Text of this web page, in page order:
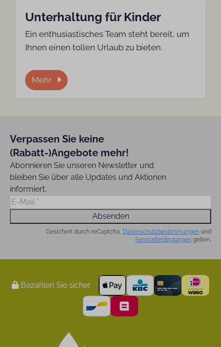
Unterhaltung für Kinder
Ein enthusiastisches Team steht bereit, um
Ihnen einen tollen Urlaub zu bieten.
Mehr
Verpassen Sie keine
(Rabatt-)Angebote mehr!
Abonnieren Sie unseren Newsletter und
bleiben Sie über alle Updates und Aktionen
informiert.
Absenden
Gesichert durch reCaptcha, Datenschutzbestimmungen und
Servicebedingungen gelten.
Bezahlen Sie sicher